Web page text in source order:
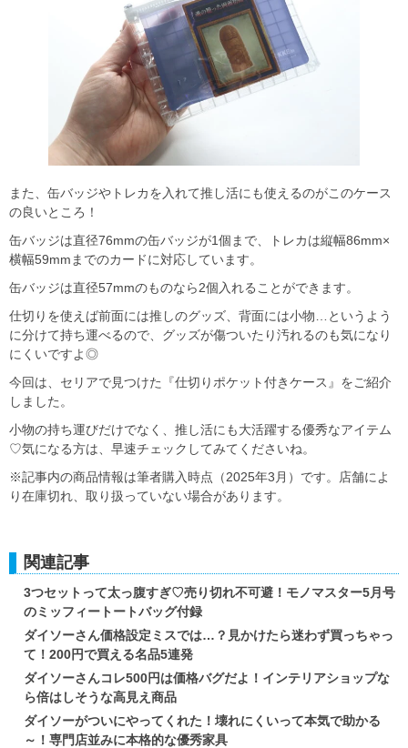
また、缶バッジやトレカを入れて推し活にも使えるのがこのケース
の良いところ！
缶バッジは直径76mmの缶バッジが1個まで、トレカは縦幅86mm×
横幅59mmまでのカードに対応しています。
缶バッジは直径57mmのものなら2個入れることができます。
仕切りを使えば前面には推しのグッズ、背面には小物…というよう
に分けて持ち運べるので、グッズが傷ついたり汚れるのも気になり
にくいですよ◎
今回は、セリアで見つけた『仕切りポケット付きケース』をご紹介
しました。
小物の持ち運びだけでなく、推し活にも大活躍する優秀なアイテム
♡気になる方は、早速チェックしてみてくださいね。
※記事内の商品情報は筆者購入時点（2025年3月）です。店舗によ
り在庫切れ、取り扱っていない場合があります。
関連記事
3つセットって太っ腹すぎ♡売り切れ不可避！モノマスター5月号
のミッフィートートバッグ付録
ダイソーさん価格設定ミスでは…？見かけたら迷わず買っちゃっ
て！200円で買える名品5連発
ダイソーさんコレ500円は価格バグだよ！インテリアショップな
ら倍はしそうな高見え商品
ダイソーがついにやってくれた！壊れにくいって本気で助かる
～！専門店並みに本格的な優秀家具